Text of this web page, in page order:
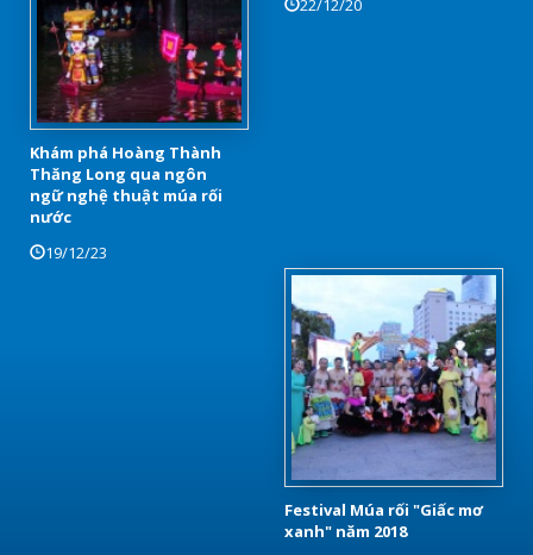
Khám phá Hoàng Thành
Thăng Long qua ngôn
ngữ nghệ thuật múa rối
nước
19/12/23
22/12/20
Festival Múa rối "Giấc mơ
xanh" năm 2018